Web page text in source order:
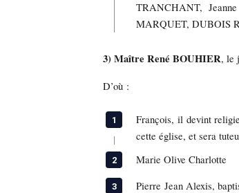
TRANCHANT,
MARQUET, DUBOIS
3) Maître René BOUHIER, le
D’où :
François,il devint
cette église, et sera
Marie Olive Charlotte
Pierre Jean Alexis,